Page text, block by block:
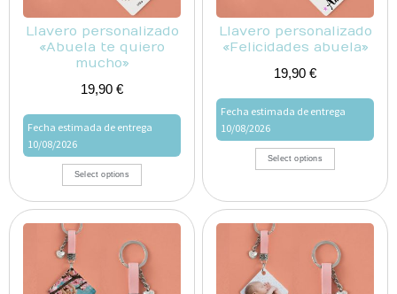
Llavero personalizado
«Abuela te quiero
mucho»
19,90 €
Fecha estimada de entrega
10/08/2026
Select options
Llavero personalizado
«Felicidades abuela»
19,90 €
Fecha estimada de entrega
10/08/2026
Select options